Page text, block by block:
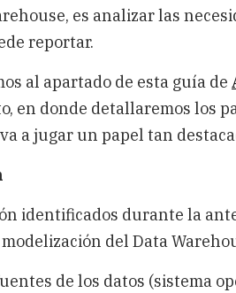
es analizar las
reportar.
al apartado de esta guía de
en donde detallaremos los
a jugar un papel tan
identificados durante la
del Data
de los datos (sistema